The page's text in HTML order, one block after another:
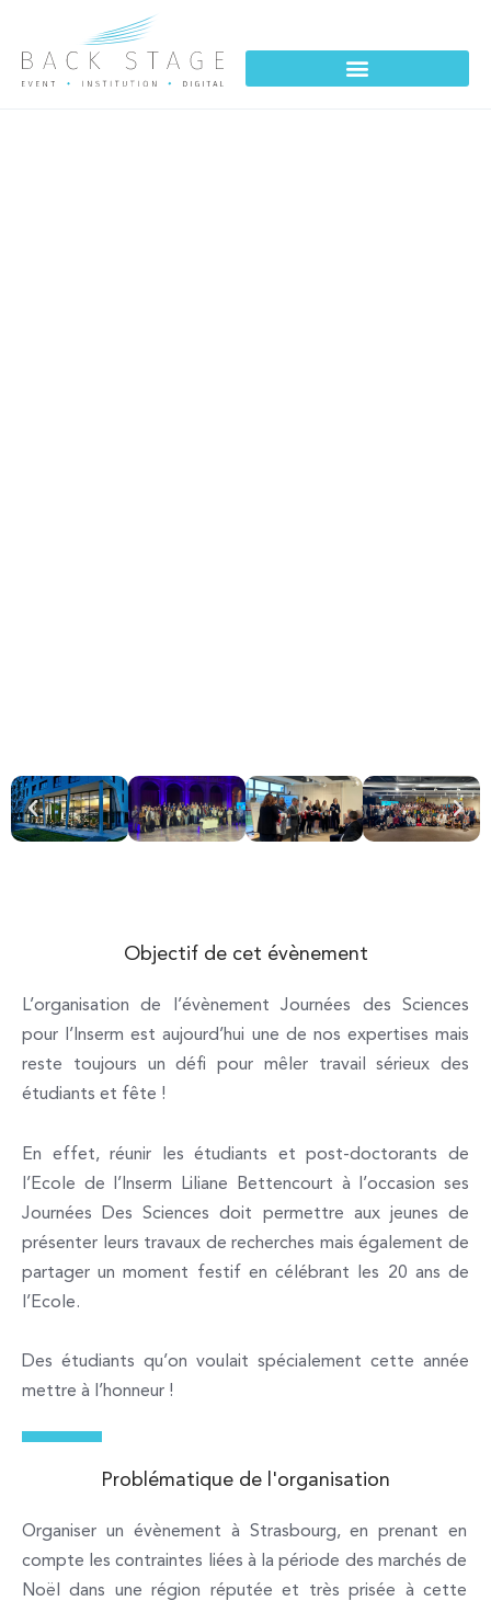
Objectif de cet évènement
L’organisation de l’évènement Journées des Sciences
pour l’Inserm est aujourd’hui une de nos expertises mais
reste toujours un défi pour mêler travail sérieux des
étudiants et fête !
En effet, réunir les étudiants et post-doctorants de
l’Ecole de l’Inserm Liliane Bettencourt à l’occasion ses
Journées Des Sciences doit permettre aux jeunes de
présenter leurs travaux de recherches mais également de
partager un moment festif en célébrant les 20 ans de
l’Ecole.
Des étudiants qu’on voulait spécialement cette année
mettre à l’honneur !
Problématique de l'organisation
Organiser un évènement à Strasbourg, en prenant en
compte les contraintes liées à la période des marchés de
Noël dans une région réputée et très prisée à cette